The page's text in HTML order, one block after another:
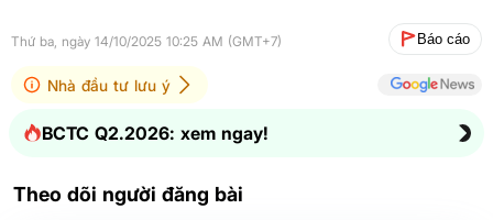
Thứ ba, ngày 14/10/2025 10:25 AM (GMT+7) Báo cáo
Nhà đầu tư lưu ý
BCTC Q2.2026: xem ngay!
Theo dõi người đăng bài